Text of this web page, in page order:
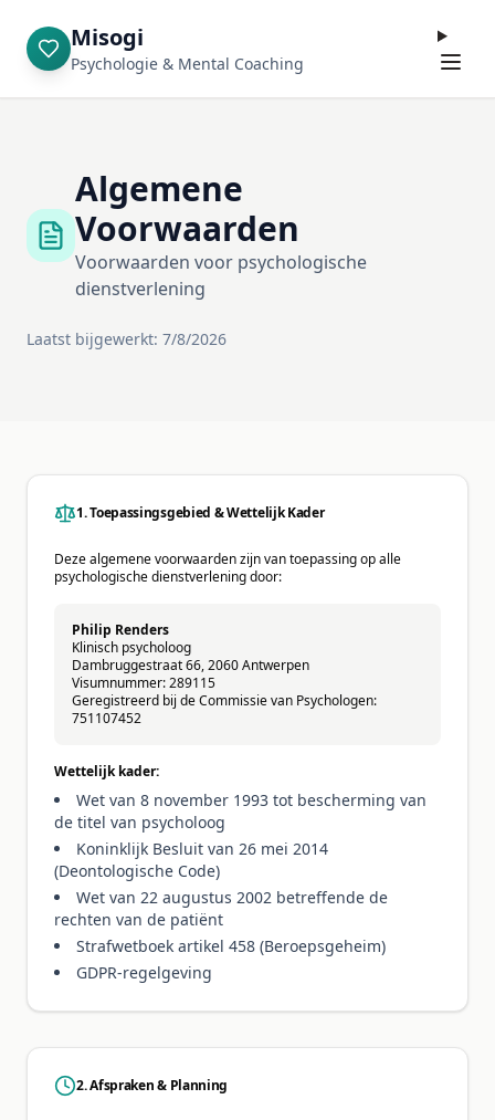
Misogi
Psychologie & Mental Coaching
Algemene
Voorwaarden
Voorwaarden voor psychologische
dienstverlening
Laatst bijgewerkt: 7/8/2026
1. Toepassingsgebied & Wettelijk Kader
Deze algemene voorwaarden zijn van toepassing op alle
psychologische dienstverlening door:
Philip Renders
Klinisch psycholoog
Dambruggestraat 66, 2060 Antwerpen
Visumnummer: 289115
Geregistreerd bij de Commissie van Psychologen:
751107452
Wettelijk kader:
Wet van 8 november 1993 tot bescherming van
de titel van psycholoog
Koninklijk Besluit van 26 mei 2014
(Deontologische Code)
Wet van 22 augustus 2002 betreffende de
rechten van de patiënt
Strafwetboek artikel 458 (Beroepsgeheim)
GDPR-regelgeving
2. Afspraken & Planning